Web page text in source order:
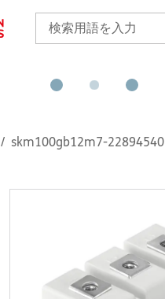
skm100gb12m7-22894540